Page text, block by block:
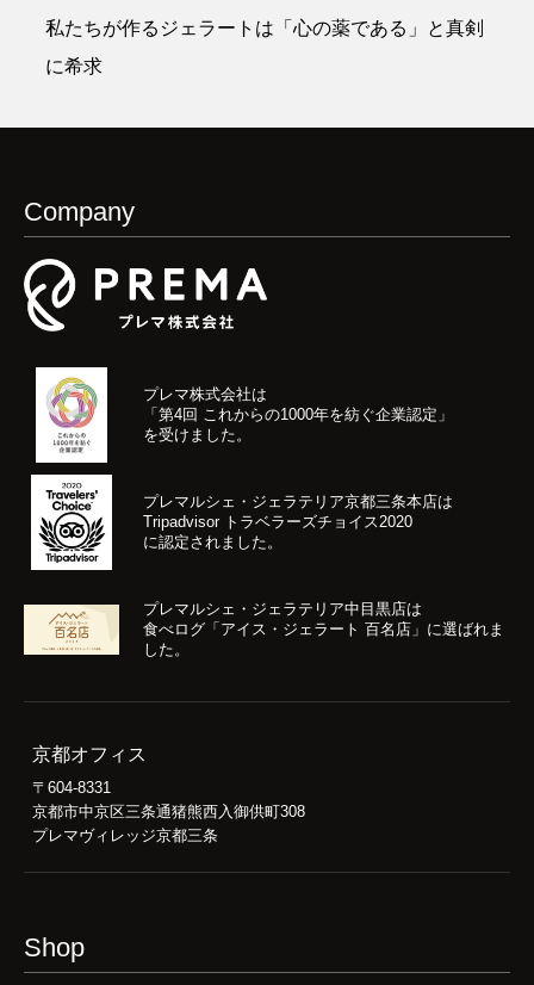
私たちが作るジェラートは「心の薬である」と真剣
に希求
Company
プレマ株式会社は
「第4回 これからの1000年を紡ぐ企業認定」
を受けました。
プレマルシェ・ジェラテリア京都三条本店は
Tripadvisor トラベラーズチョイス2020
に認定されました。
プレマルシェ・ジェラテリア中目黒店は
食べログ「アイス・ジェラート 百名店」に選ばれま
した。
京都オフィス
〒604-8331
京都市中京区三条通猪熊西入御供町308
プレマヴィレッジ京都三条
Shop